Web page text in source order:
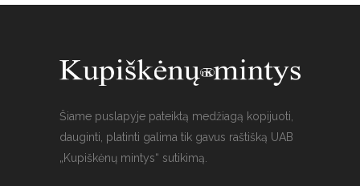
Šiame puslapyje pateiktą medžiagą kopijuoti,
dauginti, platinti galima tik gavus raštišką UAB
„Kupiškėnų mintys“ sutikimą.